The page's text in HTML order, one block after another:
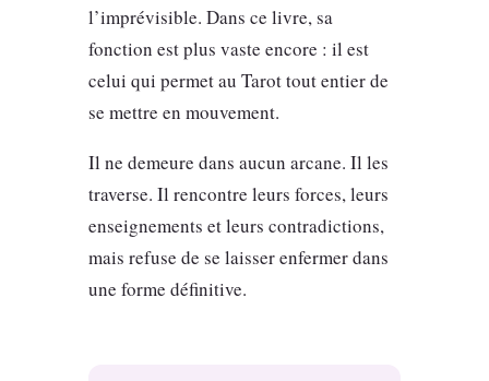
l’imprévisible. Dans ce livre, sa
fonction est plus vaste encore : il est
celui qui permet au Tarot tout entier de
se mettre en mouvement.
Il ne demeure dans aucun arcane. Il les
traverse. Il rencontre leurs forces, leurs
enseignements et leurs contradictions,
mais refuse de se laisser enfermer dans
une forme définitive.